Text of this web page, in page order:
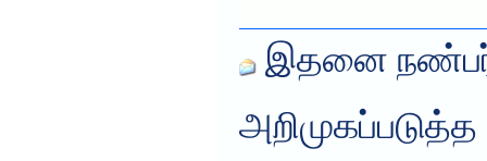
இதனை
அறிமுகப்படுத்த